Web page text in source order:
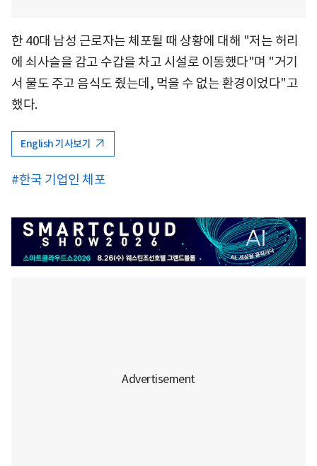
한 40대 남성 근로자는 체포될 때 상황에 대해 "저는 허리
에 쇠사슬을 감고 수갑을 차고 시설로 이동했다"며 "거기
서 물도 주고 음식도 줬는데, 먹을 수 없는 환경이었다"고
했다.
English 기사보기
#한국 기업인 체포